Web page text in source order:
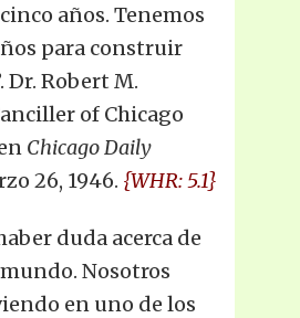
años. Tenemos
para construir
Dr. Robert M.
of Chicago
Chicago Daily
26, 1946. {WHR: 5.1}
duda acerca de
Nosotros
en uno de los